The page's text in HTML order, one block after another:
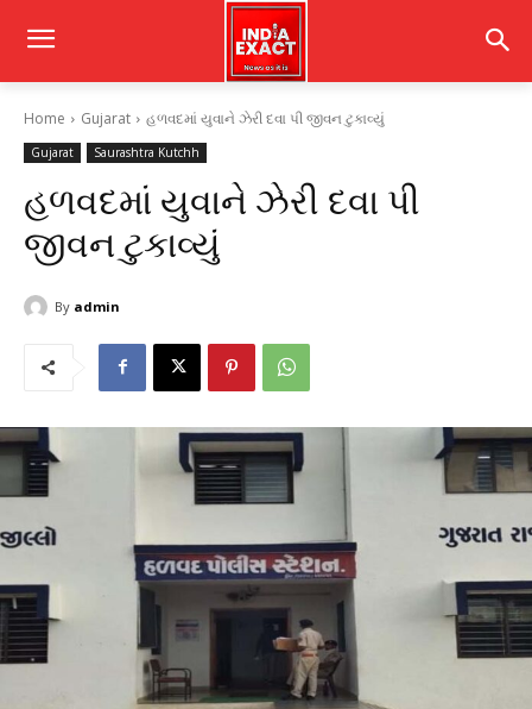
Home Gujarat હળવદમાં યુવાને ઝેરી દવા પી જીવન ટુકાવ્યું
Gujarat Saurashtra Kutchh
હળવદમાં યુવાને ઝેરી દવા પી
જીવન ટુકાવ્યું
By admin